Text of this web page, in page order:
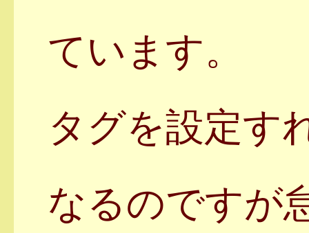
ています。
タグを設定す
なるのですが